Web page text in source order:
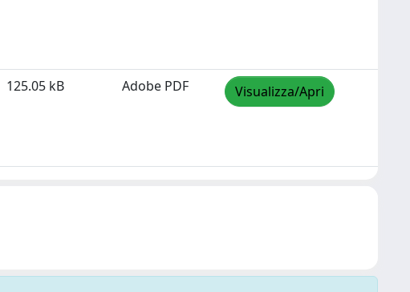
125.05 kB Adobe PDF Visualizza/Apri